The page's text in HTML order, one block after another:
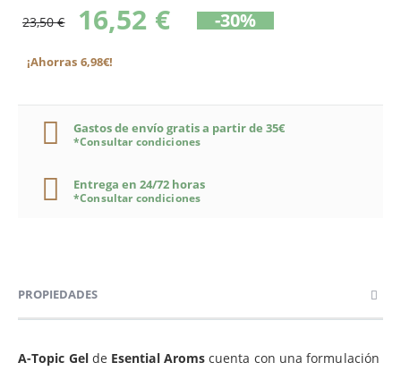
23,50 € 16,52 € -30%
¡Ahorras 6,98€!
Gastos de envío gratis a partir de 35€
*Consultar condiciones
Entrega en 24/72 horas
*Consultar condiciones
PROPIEDADES
A-Topic Gelde Esential Aroms cuenta con una formulación